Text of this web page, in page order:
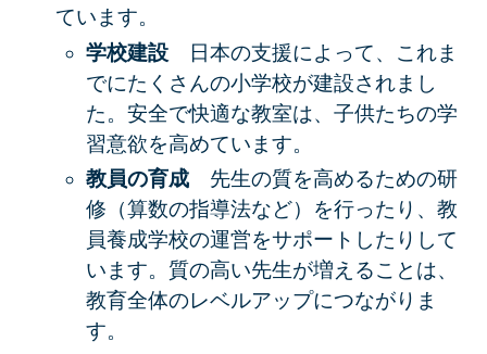
ています。
学校建設
日本の支援によって、これま
でにたくさんの小学校が建設されまし
た。安全で快適な教室は、子供たちの学
習意欲を高めています。
教員の育成 先生の質を高めるための研
修（算数の指導法など）を行ったり、教
員養成学校の運営をサポートしたりして
います。質の高い先生が増えることは、
教育全体のレベルアップにつながりま
す。